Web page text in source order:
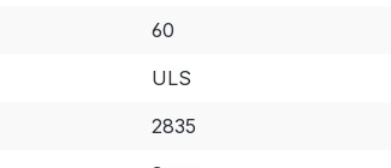
60
ULS
2835